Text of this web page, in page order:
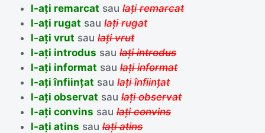
l-ați remarcat saulați remarcat
l-ați rugat saulați rugat
l-ați vrut saulați vrut
l-ați introdus saulați introdus
l-ați informat saulați informat
l-ați înființat saulați înființat
l-ați observat saulați observat
l-ați convins saulați convins
l-ați atins saulați atins